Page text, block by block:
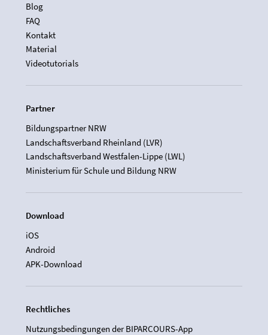
Blog
FAQ
Kontakt
Material
Videotutorials
Partner
Bildungspartner NRW
Landschaftsverband Rheinland (LVR)
Landschaftsverband Westfalen-Lippe (LWL)
Ministerium für Schule und Bildung NRW
Download
iOS
Android
APK-Download
Rechtliches
Nutzungsbedingungen der BIPARCOURS-App